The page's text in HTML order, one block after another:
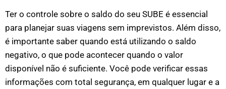
Ter o controle sobre o saldo do seu SUBE é essencial
para planejar suas viagens sem imprevistos. Além disso,
é importante saber quando está utilizando o saldo
negativo, o que pode acontecer quando o valor
disponível não é suficiente. Você pode verificar essas
informações com total segurança, em qualquer lugar e a